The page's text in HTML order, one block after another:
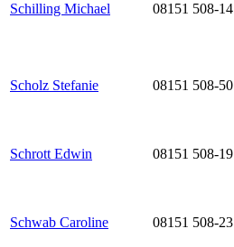
Schilling Michael 08151 508-14
Scholz Stefanie 08151 508-50
Schrott Edwin 08151 508-19
Schwab Caroline 08151 508-23